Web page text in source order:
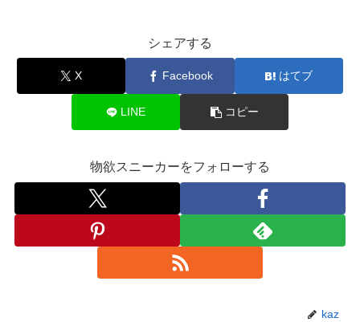
シェアする
X Facebook はてブ
LINE コピー
物欲スニーカーをフォローする
kaz